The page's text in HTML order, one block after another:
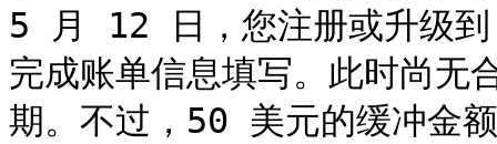
5 月 12 日，您注册或升
完成账单信息填写。此时尚
期。不过，50 美元的缓冲金